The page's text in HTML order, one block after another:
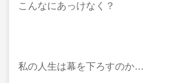
こんなにあっけなく？
私の人生は幕を下ろすのか…